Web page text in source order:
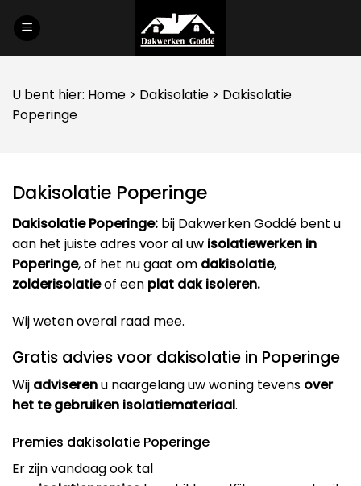
U bent hier: Home > Dakisolatie > Dakisolatie
Poperinge
Dakisolatie Poperinge
Dakisolatie Poperinge: bij Dakwerken Goddé bent u
aan het juiste adres voor al uw isolatiewerken in
Poperinge, of het nu gaat om dakisolatie,
zolderisolatieof een plat dak isoleren.
Wij weten overal raad mee.
Gratis advies voor dakisolatie in Poperinge
Wij adviserenu naargelang uw woning tevens over
het te gebruiken isolatiemateriaal.
Premies dakisolatie Poperinge
Er zijn vandaag ook tal